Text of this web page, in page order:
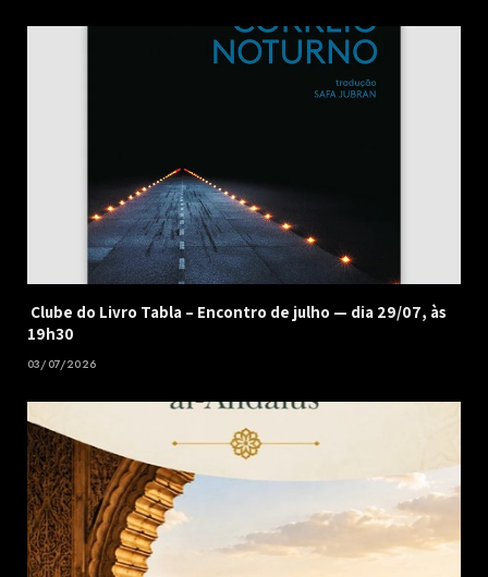
Clube do Livro Tabla – Encontro de julho — dia 29/07, às
19h30
03/07/2026